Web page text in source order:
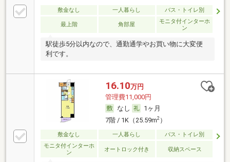
敷金なし 一人暮らし バス・トイレ別
最上階 角部屋
モニタ付インターホ
ン
駅徒歩5分以内なので、通勤通学やお買い物に大変便
利です。
16.10万円
管理費11,000円
なし
1ヶ月
7階 / 1K（25.59m2）
敷金なし 一人暮らし
バス・トイレ別
モニタ付インターホ
ン
オートロック付き 収納スペース